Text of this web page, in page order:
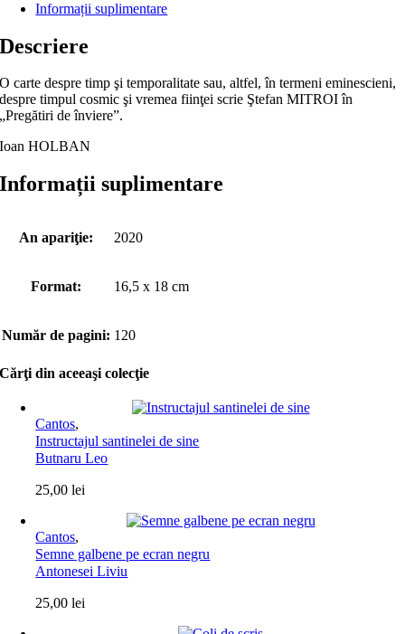
Informații suplimentare
Descriere
O carte despre timp şi temporalitate sau, altfel, în termeni eminescieni,
despre timpul cosmic şi vremea fiinţei scrie Ştefan MITROI în
„Pregătiri de înviere”.
Ioan HOLBAN
Informații suplimentare
An apariţie: 2020
Format: 16,5 x 18 cm
Număr de pagini: 120
Cărţi din aceeaşi colecţie
Cantos,
Instructajul santinelei de sine
Butnaru Leo
25,00lei
Cantos,
Semne galbene pe ecran negru
Antonesei Liviu
25,00lei